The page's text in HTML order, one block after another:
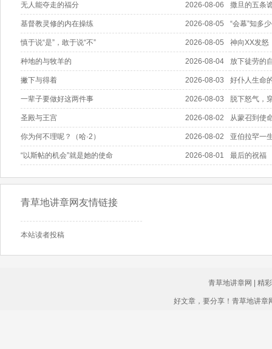
2026-08-06
无人能夺走的福分 撒旦的五条
2026-08-05
基督教灵修的内在操练 “会幕”知多
2026-08-05
慎于说“是”，敢于说“不” 神向XX发怒
2026-08-04
种地的与牧羊的 放下徒劳的
2026-08-03
撇下与得着 好仆人生命
2026-08-03
一辈子要做好这两件事 脱下怒气，
2026-08-02
圣殿与王宫 从蒙召到使
2026-08-02
你为何不理呢？（哈·2） 亚伯拉罕一
2026-08-01
“以斯帖的机会”就是她的使命 最后的祝福
青草地讲章网友情链接
本站读者投稿
青草地讲章网 精
好文章，要分享！青草地讲章